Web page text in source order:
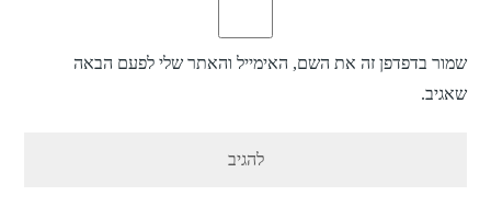
שמור בדפדפן זה את השם, האימייל והאתר שלי לפעם הבאה
שאגיב.